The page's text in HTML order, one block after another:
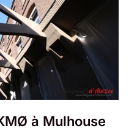
à Mulhouse